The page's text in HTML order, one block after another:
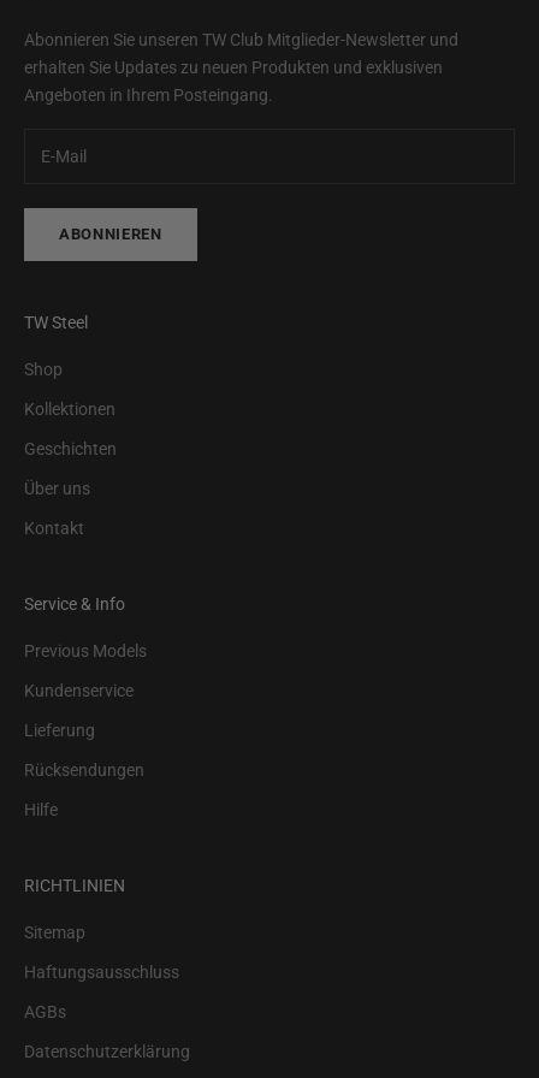
Abonnieren Sie unseren TW Club Mitglieder-Newsletter und
erhalten Sie Updates zu neuen Produkten und exklusiven
Angeboten in Ihrem Posteingang.
ABONNIEREN
TW Steel
Shop
Kollektionen
Geschichten
Über uns
Kontakt
Service & Info
Previous Models
Kundenservice
Lieferung
Rücksendungen
Hilfe
RICHTLINIEN
Sitemap
Haftungsausschluss
AGBs
Datenschutzerklärung